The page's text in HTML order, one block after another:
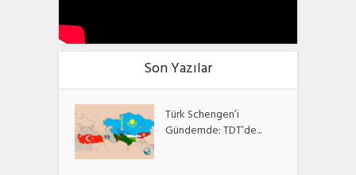
Son Yazılar
Türk Schengen’i
Gündemde: TDT’de...